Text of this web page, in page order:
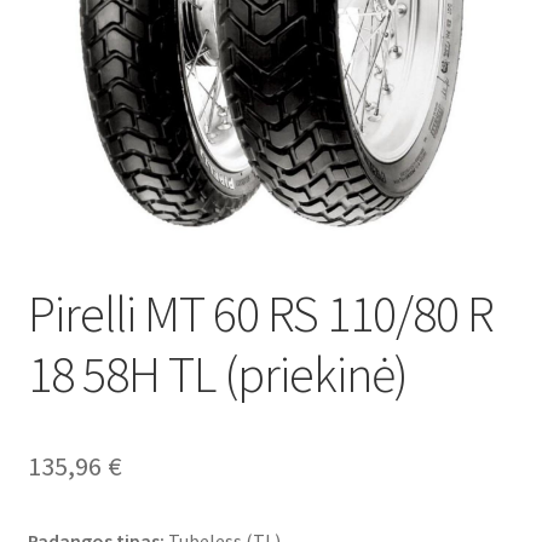
Pirelli MT 60 RS 110/80 R
18 58H TL (priekinė)
135,96 €